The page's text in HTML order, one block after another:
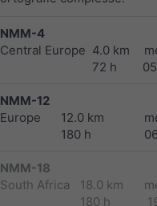
NMM-4
Central Europe 4.0 km
72 h
NMM-12
Europe
12.0 km
180 h
NMM-18
South Africa
18.0 km
180 h